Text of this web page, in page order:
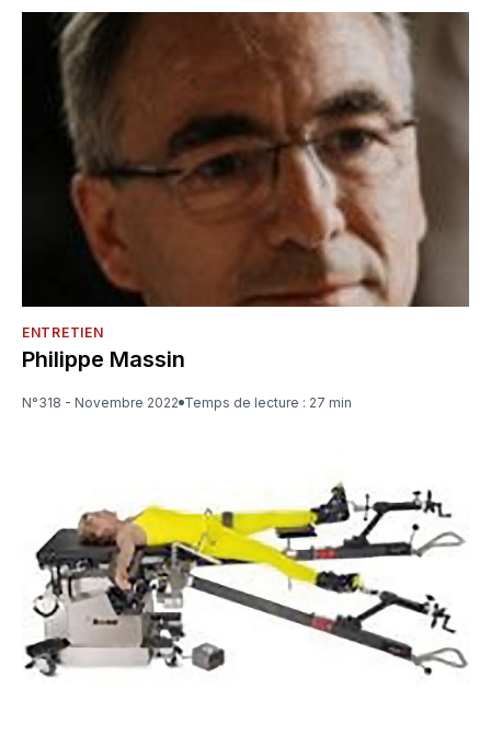
ENTRETIEN
Philippe Massin
N°318 - Novembre 2022 Temps de lecture : 27 min